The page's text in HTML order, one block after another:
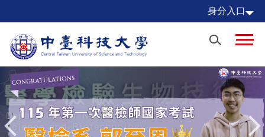
到
要
容
區
身分入口